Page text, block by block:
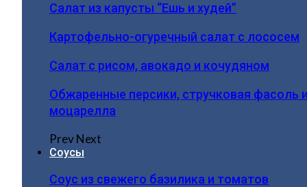
Салат из капусты “Ешь и худей”
Картофельно-огуречный салат с лососем
Салат с рисом, авокадо и кочудяном
Обжаренные персики, стручковая фасоль
моцарелла
PrevNext
Соусы
Соус из свежего базилика и томатов